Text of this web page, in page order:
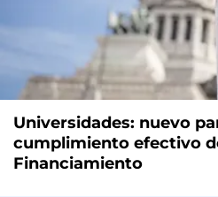
Universidades: nuevo
cumplimiento efectivo
Financiamiento